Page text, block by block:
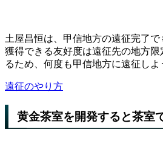
土屋昌恒は、甲信地方の遠征完了で
獲得できる友好度は遠征先の地方
るため、何度も甲信地方に遠征しよ
遠征のやり方
黄金茶室を開発すると茶室